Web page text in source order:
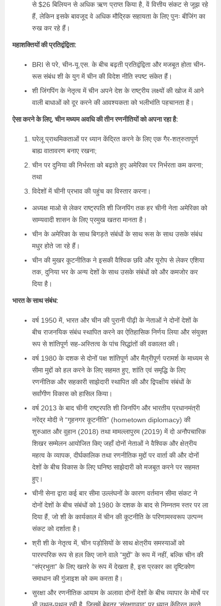
से $26 बिलियन से अधिक ऋण प्राप्त किया है, वें वित्तीय संकट से जूझ रहे
हैं, लेकिन इसके बावजूद वे अधिक मौद्रिक सहायता के लिए पुनः बीजिंग का
रुख कर रहे हैं।
महाशक्तियों की प्रतिद्वंद्विता:
BRI से परे, चीन-यू.एस. के बीच बढ़ती प्रतिद्वंद्विता और मजबूत होता चीन-
रूस संबंध शी के युग में चीन की विदेश नीति स्पष्ट संकेत हैं।
शी जिंगपिंग के नेतृत्व में चीन अपने देश के राष्ट्रीय लक्ष्यों की खोज में आने
वाली बाधाओं को दूर करने की आवश्यकता को भलीभांति पहचानता है।
ऐसा करने के लिए, चीन मध्यम अवधि की तीन रणनीतियों को अपना रहा है:
घरेलू प्राथमिकताओं पर ध्यान केंद्रित करने के लिए एक गैर-शत्रुतापूर्ण
बाह्य वातावरण बनाए रखना;
चीन पर दुनिया की निर्भरता को बढ़ाते हुए अमेरिका पर निर्भरता कम करना;
तथा
विदेशों में चीनी प्रभाव की पहुंच का विस्तार करना।
अध्यक्ष माओ से लेकर राष्ट्रपति शी जिनपिंग तक हर चीनी नेता अमेरिका को
साम्यवादी शासन के लिए प्रमुख खतरा मानता है।
चीन के अमेरिका के साथ बिगड़ते संबंधों के साथ रूस के साथ उसके संबंध
मधुर होते जा रहे हैं।
चीन की मुखर कूटनीतिक ने इसकी वैश्विक छवि और यूरोप से लेकर एशिया
तक, दुनिया भर के अन्य देशों के साथ उसके संबंधों को और कमजोर कर
दिया है।
भारत के साथ संबंध:
वर्ष 1950 में, भारत और चीन की पुरानी पीढ़ी के नेताओं ने दोनों देशों के
बीच राजनयिक संबंध स्थापित करने का ऐतिहासिक निर्णय लिया और संयुक्त
रूप से शांतिपूर्ण सह-अस्तित्व के पांच सिद्धांतों की वकालत की।
वर्ष 1980 के दशक से दोनों पक्ष शांतिपूर्ण और मैत्रीपूर्ण परामर्श के माध्यम से
सीमा मुद्दों को हल करने के लिए सहमत हुए, शांति एवं समृद्धि के लिए
रणनीतिक और सहकारी साझेदारी स्थापित की और द्विपक्षीय संबंधों के
सर्वांगीण विकास को हासिल किया।
वर्ष 2013 के बाद चीनी राष्ट्रपति शी जिनपिंग और भारतीय प्रधानमंत्री
नरेंद्र मोदी ने “गृहनगर कूटनीति” (hometown diplomacy) की
शुरुआत और वुहान (2018) तथा मामल्लापुरम (2019) में दो अनौपचारिक
शिखर सम्मेलन आयोजित किए जहाँ दोनों नेताओं ने वैश्विक और क्षेत्रीय
महत्व के व्यापक, दीर्घकालिक तथा रणनीतिक मुद्दों पर वार्ता की और दोनों
देशों के बीच विकास के लिए घनिष्ठ साझेदारी को मजबूत करने पर सहमत
हुए।
चीनी सेना द्वारा कई बार सीमा उल्लंघनों के कारण वर्तमान सीमा संकट ने
दोनों देशों के बीच संबंधों को 1980 के दशक के बाद से निम्नतम स्तर पर ला
दिया हैं, जो शी के कार्यकाल में चीन की कूटनीति के परिणामस्वरूप उत्पन्न
संकट को दर्शाता है।
श्री शी के नेतृत्व में, चीन पड़ोसियों के साथ क्षेत्रीय समस्याओं को
पारस्परिक रूप से हल किए जाने वाले “मुद्दों” के रूप में नहीं, बल्कि चीन की
“संप्रभुता” के लिए खतरे के रूप में देखता है, इस प्रकार का दृष्टिकोण
समाधान की गुंजाइश को कम करता है।
सुरक्षा और रणनीतिक आयाम के अलावा दोनों देशों के बीच व्यापार के मोर्चे पर